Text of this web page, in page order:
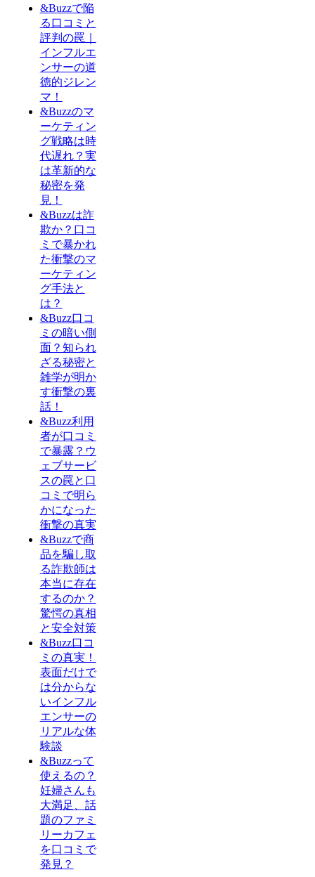
&Buzzで陥
る口コミと
評判の罠｜
インフルエ
ンサーの道
徳的ジレン
マ！
&Buzzのマ
ーケティン
グ戦略は時
代遅れ？実
は革新的な
秘密を発
見！
&Buzzは詐
欺か？口コ
ミで暴かれ
た衝撃のマ
ーケティン
グ手法と
は？
&Buzz口コ
ミの暗い側
面？知られ
ざる秘密と
雑学が明か
す衝撃の裏
話！
&Buzz利用
者が口コミ
で暴露？ウ
ェブサービ
スの罠と口
コミで明ら
かになった
衝撃の真実
&Buzzで商
品を騙し取
る詐欺師は
本当に存在
するのか？
驚愕の真相
と安全対策
&Buzz口コ
ミの真実！
表面だけで
は分からな
いインフル
エンサーの
リアルな体
験談
&Buzzって
使えるの？
妊婦さんも
大満足、話
題のファミ
リーカフェ
を口コミで
発見？